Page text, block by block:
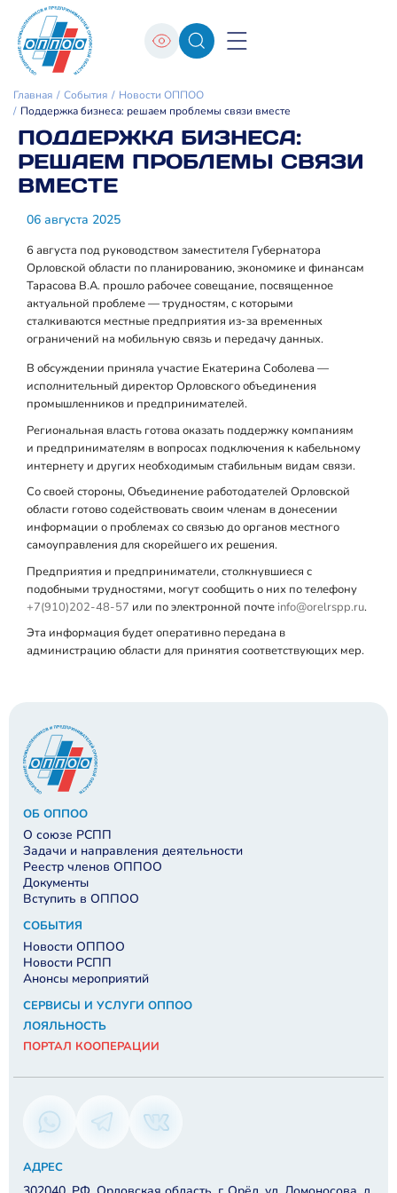
Главная События
Новости ОППОО
Поддержка бизнеса: решаем проблемы связи вместе
ПОДДЕРЖКА БИЗНЕСА:
РЕШАЕМ ПРОБЛЕМЫ СВЯЗИ
ВМЕСТЕ
06 августа 2025
6 августа под руководством заместителя Губернатора
Орловской области по планированию, экономике и финансам
Тарасова В.А. прошло рабочее совещание, посвященное
актуальной проблеме — трудностям, с которыми
сталкиваются местные предприятия из-за временных
ограничений на мобильную связь и передачу данных.
В обсуждении приняла участие Екатерина Соболева —
исполнительный директор Орловского объединения
промышленников и предпринимателей.
Региональная власть готова оказать поддержку компаниям
и предпринимателям в вопросах подключения к кабельному
интернету и других необходимым стабильным видам связи.
Со своей стороны, Объединение работодателей Орловской
области готово содействовать своим членам в донесении
информации о проблемах со связью до органов местного
самоуправления для скорейшего их решения.
Предприятия и предприниматели, столкнувшиеся с
подобными трудностями, могут сообщить о них по телефону
+7(910)202-48-57 или по электронной почте info@orelrspp.ru.
Эта информация будет оперативно передана в
администрацию области для принятия соответствующих мер.
ОБ ОППОО
О союзе РСПП
Задачи и направления деятельности
Реестр членов ОППОО
Документы
Вступить в ОППОО
СОБЫТИЯ
Новости ОППОО
Новости РСПП
Анонсы мероприятий
СЕРВИСЫ И УСЛУГИ ОППОО
ЛОЯЛЬНОСТЬ
ПОРТАЛ КООПЕРАЦИИ
АДРЕС